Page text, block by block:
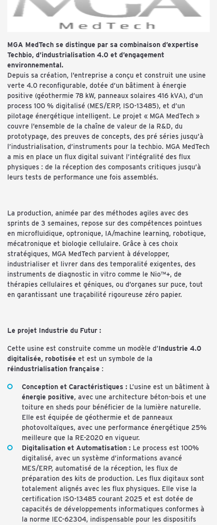
MGA MedTech se distingue par sa combinaison d’expertise
Techbio, d’industrialisation 4.0 et d’engagement
environnemental.
Depuis sa création, l’entreprise a conçu et construit une usine
verte 4.0 reconfigurable, dotée d’un bâtiment à énergie
positive (géo­thermie 78 kW, panneaux solaires 416 kVA), d’un
process 100 % digitalisé (MES/ERP, ISO-13485), et d’un
pilotage énergétique intelligent. Le projet « MGA MedTech »
couvre l’ensemble de la chaîne de valeur de la R&D, du
prototypage, des preuves de concepts, des pré séries jusqu’à
l’industrialisation, d’instruments pour la techbio. MGA MedTech
a mis en place un flux digital suivant l’intégralité des flux
physiques : de la réception des composants critiques jusqu’à
leurs tests de performance une fois assemblés.
La production, animée par des méthodes agiles avec des
sprints de 3 semaines, repose sur des compétences pointues
en microfluidique, optronique, IA/machine learning, robotique,
mécatronique et biologie cellulaire. Grâce à ces choix
stratégiques, MGA MedTech parvient à développer,
industrialiser et livrer dans des temporalité exigentes, des
instruments de diagnostic in vitro comme le Nio™+, de
thérapies cellulaires et géniques, ou d’organes sur puce, tout
en garantissant une traçabilité rigoureuse zéro papier.
Le projet Industrie du Futur :
Cette usine est construite comme un modèle d’Industrie 4.0
digitalisée, robotisée et est un symbole de la
réindustrialisation française :
Conception et Caractéristiques : L’usine est un bâtiment à
énergie positive, avec une architecture béton-bois et une
toiture en sheds pour bénéficier de la lumière naturelle.
Elle est équipée de géothermie et de panneaux
photovoltaïques, avec une performance énergétique 25%
meilleure que la RE-2020 en vigueur.
Digitalisation et Automatisation : Le process est 100%
digitalisé, avec un système d’informations avancé
MES/ERP, automatisé de la réception, les flux de
préparation des kits de production. Les flux digitaux sont
totalement alignés avec les flux physiques. Elle vise la
certification ISO-13485 courant 2025 et est dotée de
capacités de développements informatiques conformes à
la norme IEC-62304, indispensable pour les dispositifs